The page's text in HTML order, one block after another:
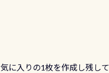
に入りの1枚を作成し残して